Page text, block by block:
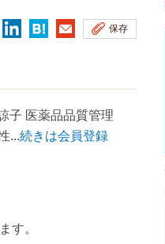
保存
子 医薬品品質管理
...続きは会員登録
す。